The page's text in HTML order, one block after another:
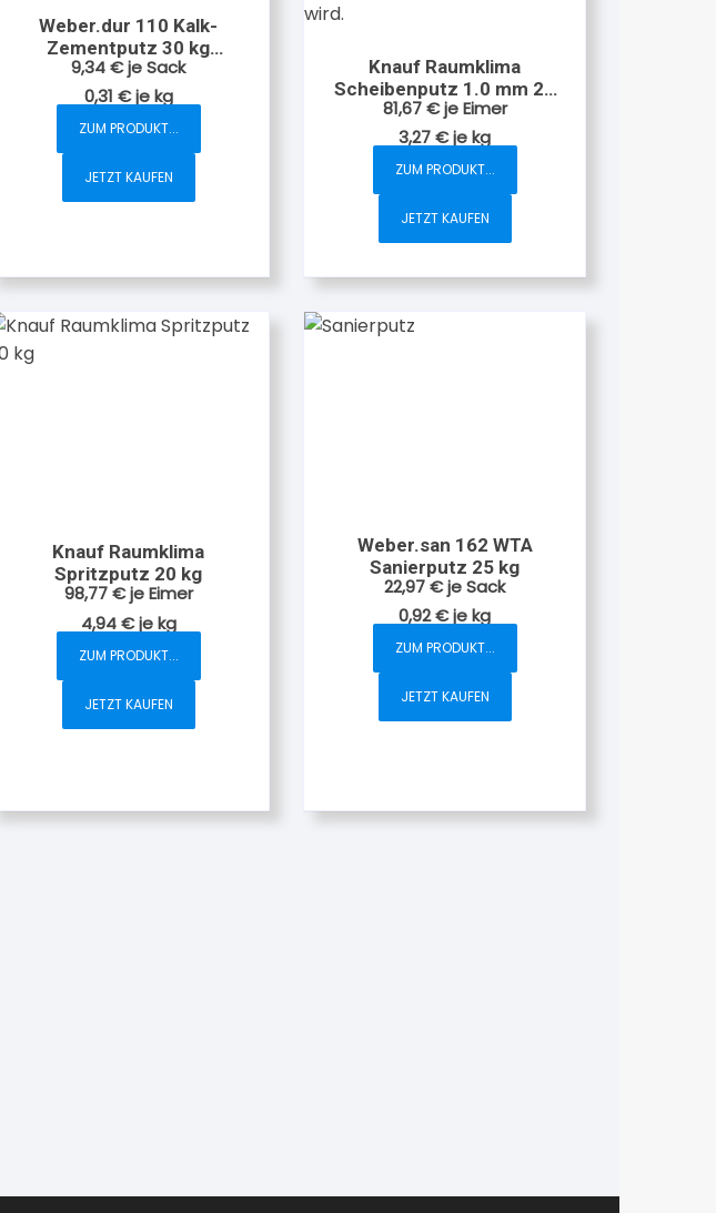
Weber.dur 110 Kalk-
Zementputz 30 kg
zementgrau
9,34€je Sack
0,31 €jekg
ZUM PRODUKT...
JETZT KAUFEN
Knauf Raumklima
Scheibenputz 1.0 mm 25
kg
81,67€ je Eimer
3,27€jekg
ZUM PRODUKT...
JETZT KAUFEN
Knauf Raumklima
Spritzputz 20 kg
98,77€ je Eimer
4,94€jekg
ZUM PRODUKT...
JETZT KAUFEN
Weber.san 162 WTA
Sanierputz 25 kg
22,97€je Sack
0,92€jekg
ZUM PRODUKT...
JETZT KAUFEN